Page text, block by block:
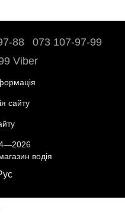
88
073 107-97-99
Viber
сайту
водія